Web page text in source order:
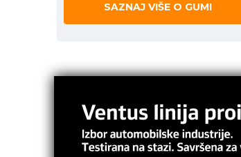
SAZNAJ VIŠE O GUMI